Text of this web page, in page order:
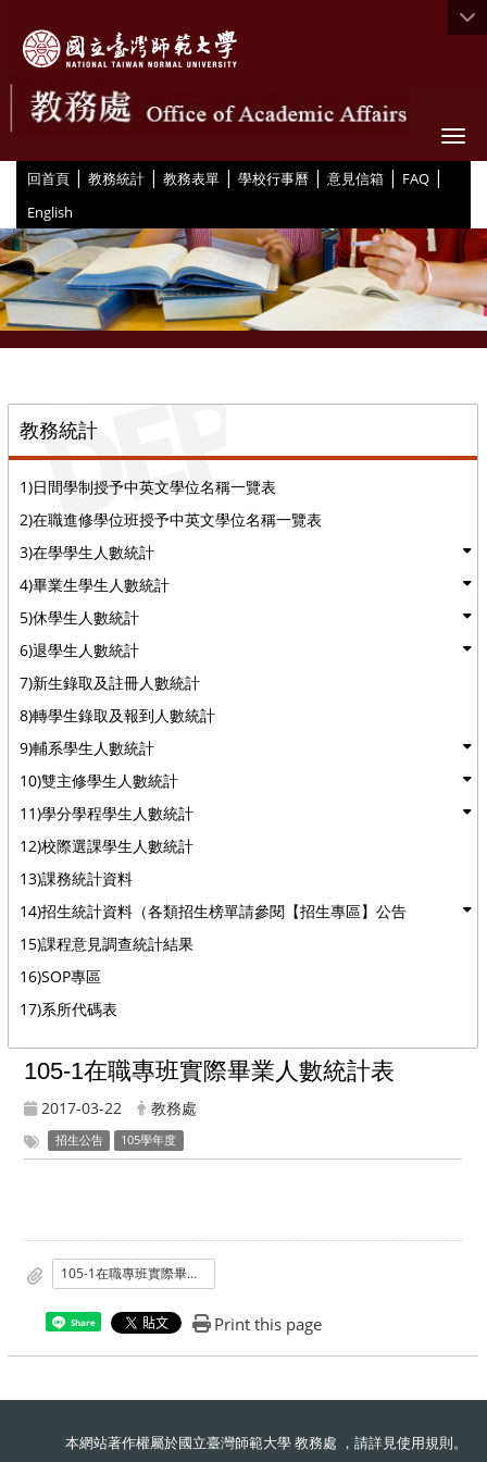
回首頁 | 教務統計 | 教務表單 | 學校行事曆 | 意見信箱 | FAQ |
English
教務統計
1)日間學制授予中英文學位名稱一覽表
2)在職進修學位班授予中英文學位名稱一覽表
3)在學學生人數統計
4)畢業生學生人數統計
5)休學生人數統計
6)退學生人數統計
7)新生錄取及註冊人數統計
8)轉學生錄取及報到人數統計
9)輔系學生人數統計
10)雙主修學生人數統計
11)學分學程學生人數統計
12)校際選課學生人數統計
13)課務統計資料
14)招生統計資料（各類招生榜單請參閱【招生專區】公告
15)課程意見調查統計結果
16)SOP專區
17)系所代碼表
105-1在職專班實際畢業人數統計表
2017-03-22 教務處
招生公告 105學年度
105-1在職專班實際畢業人數統計表
Share Print this page
本網站著作權屬於國立臺灣師範大學 教務處 ，請詳見使用規則。